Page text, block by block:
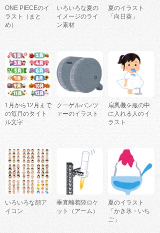
ONE PIECEのイ
ラスト（まと
め）
いろいろな夏の
イメージのライ
ン素材
夏のイラスト
「向日葵」
1月から12月まで
の毎月のタイト
ル文字
クーゲルパンツ
ァーのイラスト
扇風機を服の中
に入れる人のイ
ラスト
いろいろな顔ア
イコン
垂直離着陸ロケ
ット（アーム）
夏のイラスト
「かき氷・いち
ご」